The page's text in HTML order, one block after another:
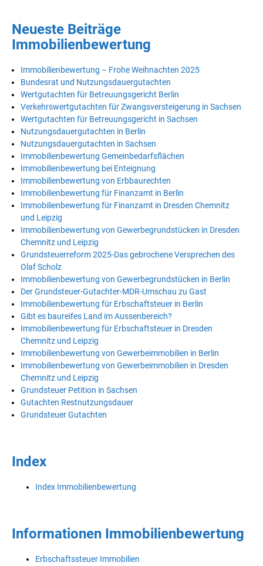
Neueste Beiträge
Immobilienbewertung
Immobilienbewertung – Frohe Weihnachten 2025
Bundesrat und Nutzungsdauergutachten
Wertgutachten für Betreuungsgericht Berlin
Verkehrswertgutachten für Zwangsversteigerung in Sachsen
Wertgutachten für Betreuungsgericht in Sachsen
Nutzungsdauergutachten in Berlin
Nutzungsdauergutachten in Sachsen
Immobilienbewertung Gemeinbedarfsflächen
Immobilienbewertung bei Enteignung
Immobilienbewertung von Erbbaurechten
Immobilienbewertung für Finanzamt in Berlin
Immobilienbewertung für Finanzamt in Dresden Chemnitz
und Leipzig
Immobilienbewertung von Gewerbegrundstücken in Dresden
Chemnitz und Leipzig
Grundsteuerreform 2025-Das gebrochene Versprechen des
Olaf Scholz
Immobilienbewertung von Gewerbegrundstücken in Berlin
Der Grundsteuer-Gutachter-MDR-Umschau zu Gast
Immobilienbewertung für Erbschaftsteuer in Berlin
Gibt es baureifes Land im Aussenbereich?
Immobilienbewertung für Erbschaftsteuer in Dresden
Chemnitz und Leipzig
Immobilienbewertung von Gewerbeimmobilien in Berlin
Immobilienbewertung von Gewerbeimmobilien in Dresden
Chemnitz und Leipzig
Grundsteuer Petition in Sachsen
Gutachten Restnutzungsdauer
Grundsteuer Gutachten
Index
Index Immobilienbewertung
Informationen Immobilienbewertung
Erbschaftssteuer Immobilien